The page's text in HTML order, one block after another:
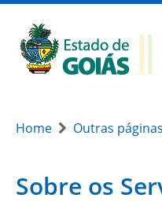
Home Outras páginas
Sobre os